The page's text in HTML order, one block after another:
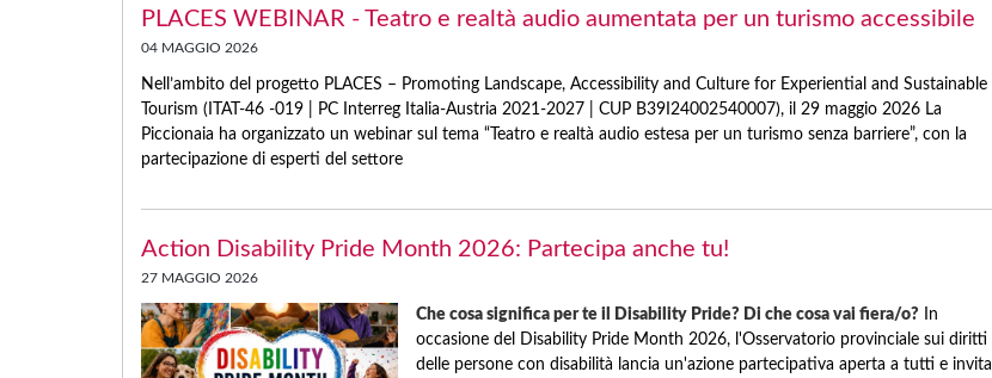
PLACES WEBINAR - Teatro e realtà audio aumentata per un turismo accessibile
04 MAGGIO 2026
Nell’ambito del progetto PLACES – Promoting Landscape, Accessibility and Culture for Experiential and Sustainable
Tourism (ITAT-46 -019 | PC Interreg Italia-Austria 2021-2027 | CUP B39I24002540007), il 29 maggio 2026 La
Piccionaia ha organizzato un webinar sul tema “Teatro e realtà audio estesa per un turismo senza barriere”, con la
partecipazione di esperti del settore
Action Disability Pride Month 2026: Partecipa anche tu!
27 MAGGIO 2026
Che cosa significa per te il Disability Pride? Di che cosa vai fiera/o? In
occasione del Disability Pride Month 2026, l'Osservatorio provinciale sui diritti
delle persone con disabilità lancia un'azione partecipativa aperta a tutti e invita